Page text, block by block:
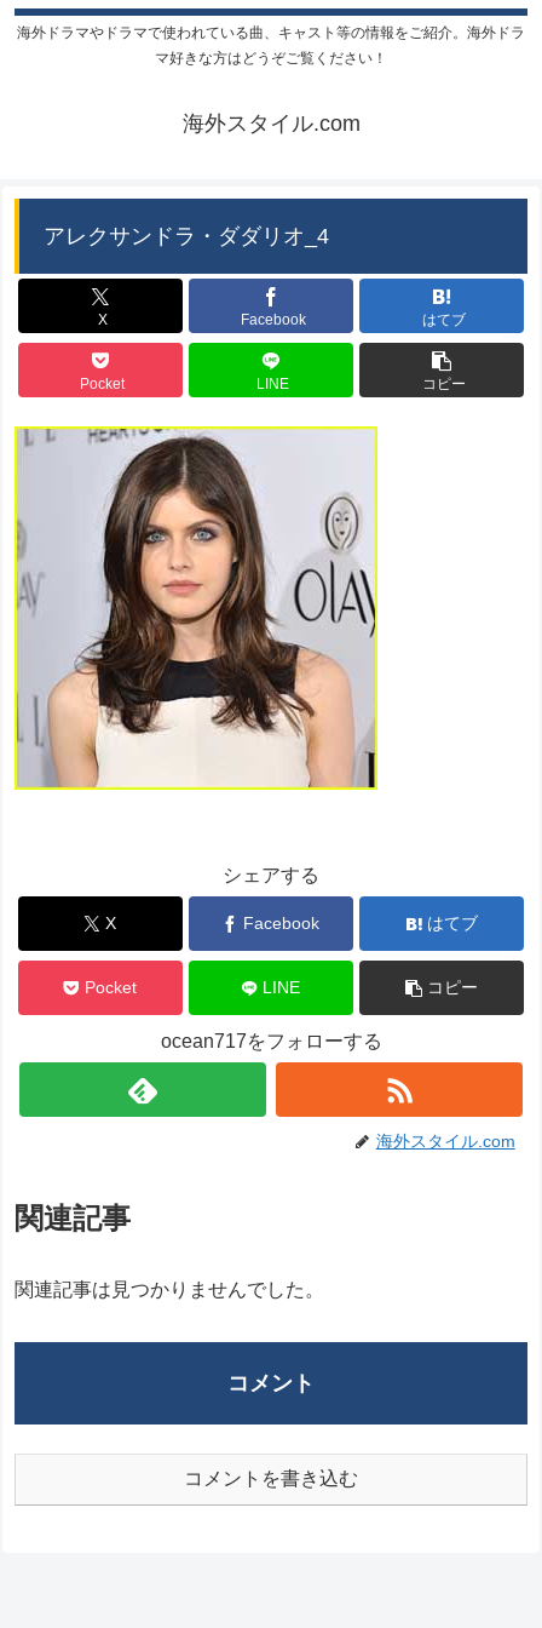
海外ドラマやドラマで使われている曲、キャスト等の情報をご紹介。海外ドラ
マ好きな方はどうぞご覧ください！
海外スタイル.com
アレクサンドラ・ダダリオ_4
X Facebook はてブ
Pocket LINE コピー
シェアする
X Facebook はてブ
Pocket LINE コピー
ocean717をフォローする
海外スタイル.com
関連記事
関連記事は見つかりませんでした。
コメント
コメントを書き込む